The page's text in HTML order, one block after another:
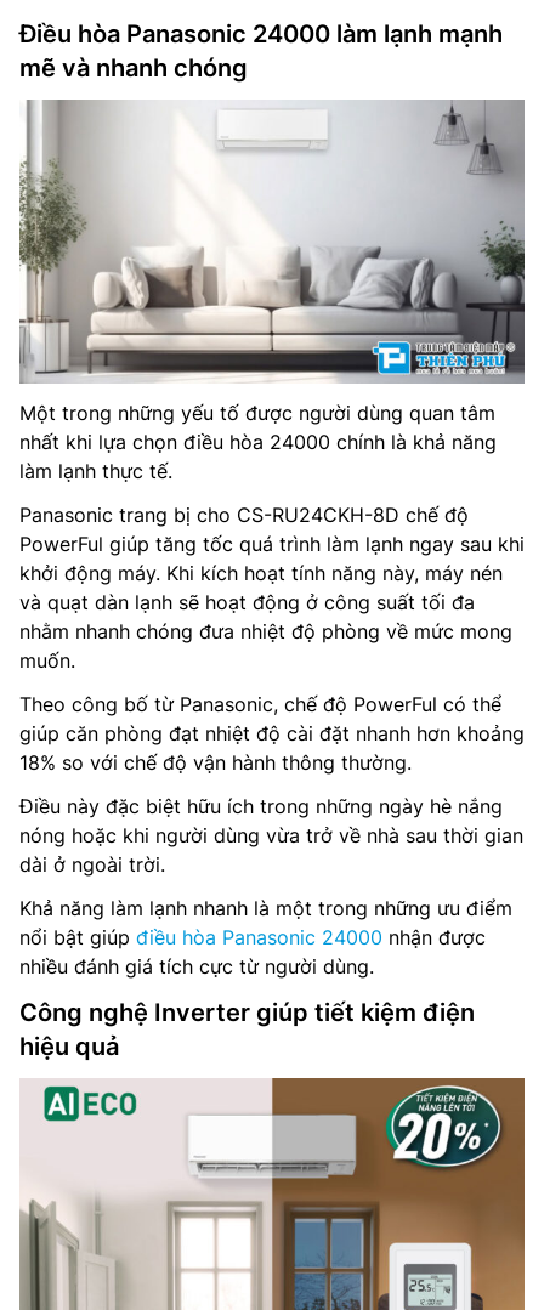
Điều hòa Panasonic 24000 làm lạnh mạnh
mẽ và nhanh chóng
Một trong những yếu tố được người dùng quan tâm
nhất khi lựa chọn điều hòa 24000 chính là khả năng
làm lạnh thực tế.
Panasonic trang bị cho CS-RU24CKH-8D chế độ
PowerFul giúp tăng tốc quá trình làm lạnh ngay sau khi
khởi động máy. Khi kích hoạt tính năng này, máy nén
và quạt dàn lạnh sẽ hoạt động ở công suất tối đa
nhằm nhanh chóng đưa nhiệt độ phòng về mức mong
muốn.
Theo công bố từ Panasonic, chế độ PowerFul có thể
giúp căn phòng đạt nhiệt độ cài đặt nhanh hơn khoảng
18% so với chế độ vận hành thông thường.
Điều này đặc biệt hữu ích trong những ngày hè nắng
nóng hoặc khi người dùng vừa trở về nhà sau thời gian
dài ở ngoài trời.
Khả năng làm lạnh nhanh là một trong những ưu điểm
nổi bật giúp điều hòa Panasonic 24000 nhận được
nhiều đánh giá tích cực từ người dùng.
Công nghệ Inverter giúp tiết kiệm điện
hiệu quả